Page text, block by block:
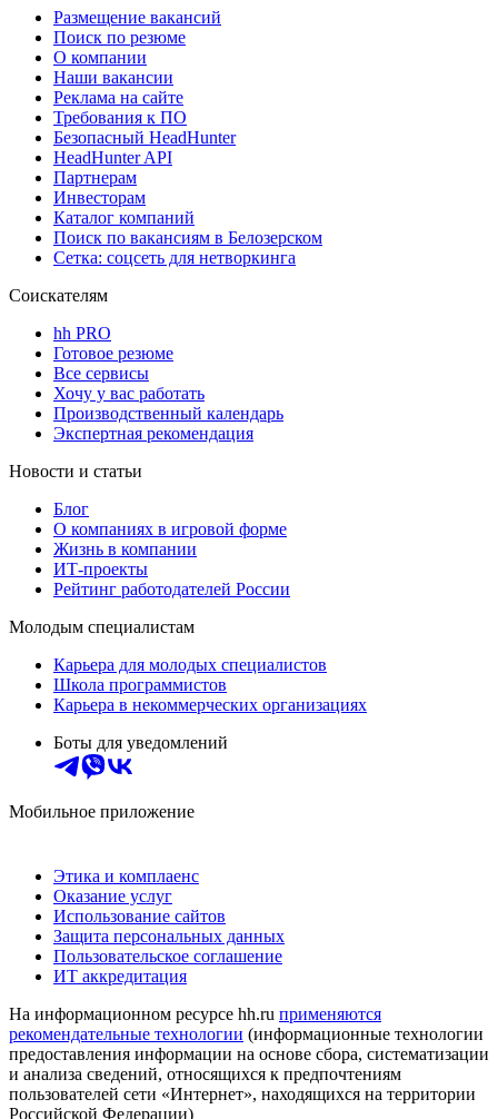
Размещение вакансий
Поиск по резюме
О компании
Наши вакансии
Реклама на сайте
Требования к ПО
Безопасный HeadHunter
HeadHunter API
Партнерам
Инвесторам
Каталог компаний
Поиск по вакансиям в Белозерском
Сетка: соцсеть для нетворкинга
Соискателям
hh PRO
Готовое резюме
Все сервисы
Хочу у вас работать
Производственный календарь
Экспертная рекомендация
Новости и статьи
Блог
О компаниях в игровой форме
Жизнь в компании
ИТ-проекты
Рейтинг работодателей России
Молодым специалистам
Карьера для молодых специалистов
Школа программистов
Карьера в некоммерческих организациях
Боты для уведомлений
Мобильное приложение
Этика и комплаенс
Оказание услуг
Использование сайтов
Защита персональных данных
Пользовательское соглашение
ИТ аккредитация
На информационном ресурсе hh.ru применяются
рекомендательные технологии (информационные технологии
предоставления информации на основе сбора, систематизации
и анализа сведений, относящихся к предпочтениям
пользователей сети «Интернет», находящихся на территории
Российской Федерации)